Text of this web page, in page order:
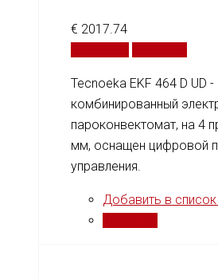
€ 2017.74
Tecnoeka EKF 464 D UD -
комбинированный
пароконвектомат, на 4
мм, оснащен цифровой
управления.
Добавить в